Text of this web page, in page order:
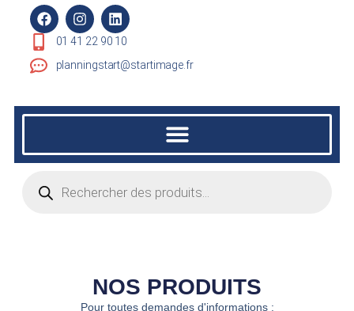
01 41 22 90 10
planningstart@startimage.fr
NOS PRODUITS
Pour toutes demandes d'informations :